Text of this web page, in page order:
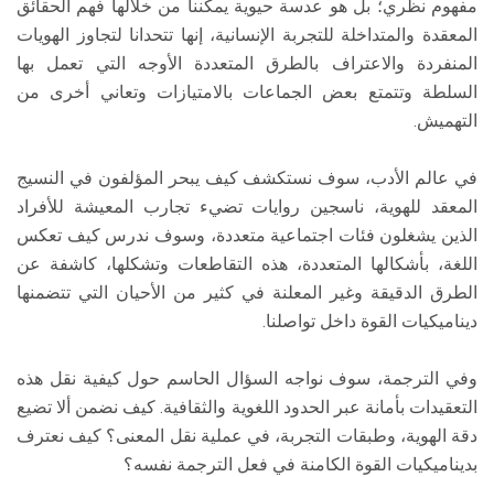
مفهوم نظري؛ بل هو عدسة حيوية يمكننا من خلالها فهم الحقائق
المعقدة والمتداخلة للتجربة الإنسانية، إنها تتحدانا لتجاوز الهويات
المنفردة والاعتراف بالطرق المتعددة الأوجه التي تعمل بها
السلطة وتتمتع بعض الجماعات بالامتيازات وتعاني أخرى من
التهميش.
في عالم الأدب، سوف نستكشف كيف يبحر المؤلفون في النسيج
المعقد للهوية، ناسجين روايات تضيء تجارب المعيشة للأفراد
الذين يشغلون فئات اجتماعية متعددة، وسوف ندرس كيف تعكس
اللغة، بأشكالها المتعددة، هذه التقاطعات وتشكلها، كاشفة عن
الطرق الدقيقة وغير المعلنة في كثير من الأحيان التي تتضمنها
ديناميكيات القوة داخل تواصلنا.
وفي الترجمة، سوف نواجه السؤال الحاسم حول كيفية نقل هذه
التعقيدات بأمانة عبر الحدود اللغوية والثقافية. كيف نضمن ألا تضيع
دقة الهوية، وطبقات التجربة، في عملية نقل المعنى؟ كيف نعترف
بديناميكيات القوة الكامنة في فعل الترجمة نفسه؟